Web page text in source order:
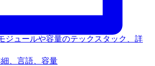
て
ジュールや容量のテックスタック、詳
、言語、容量